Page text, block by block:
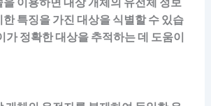
특징을 가진 대상을 식별할 수 있습
가 정확한 대상을 추적하는 데 도움이